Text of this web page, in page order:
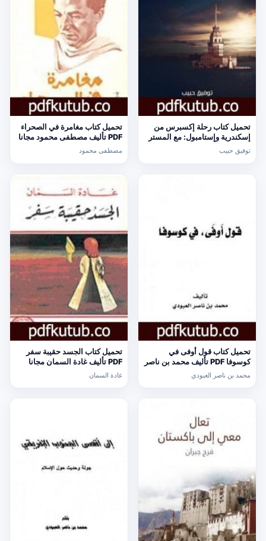
تحميل كتاب رحلة إكسبرس من
إسكندرية وإستامبول: مع المستر
[كامل]
توفيق حبيب
تحميل كتاب مغامرة في الصحراء
PDF تأليف مصطفى محمود مجانا
[كامل]
مصطفى محمود
تحميل كتاب قول أوفى في
كوسوفا PDF تأليف محمد بن ناصر
العبودي مجانا [كامل]
محمد بن ناصر العبودي
تحميل كتاب الجسد حقيبة سفر
PDF تأليف غادة السمان مجانا
[كامل]
غادة السمان